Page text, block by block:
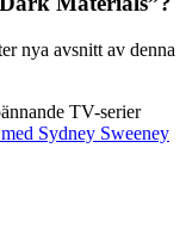
nya avsnitt av denna
TV-serier
Sydney Sweeney